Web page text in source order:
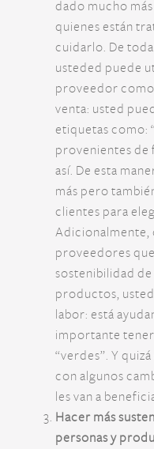
dado mucho
quienes están
cuidarlo. De
usteded puede
proveedor
venta: usted
etiquetas como:
provenientes de
así. De esta
más pero
clientes para
Adicionalmente,
proveedores
sostenibilidad de
productos,
labor: está
importante tener
“verdes”. Y
con algunos
les van a
Hacer más
personas y